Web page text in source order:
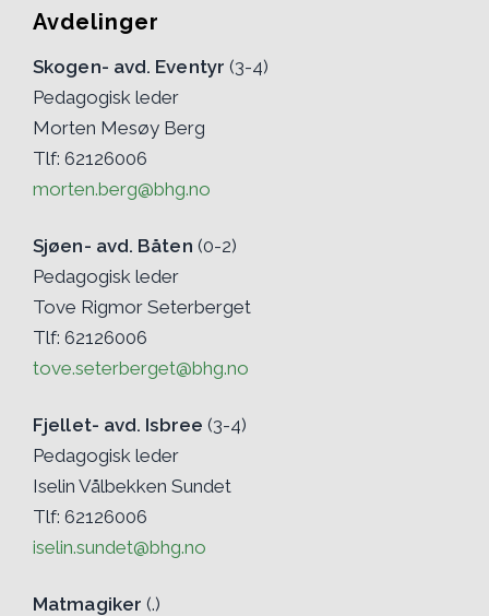
Avdelinger
Skogen- avd. Eventyr (3-4)
Pedagogisk leder
Morten Mesøy Berg
Tlf: 62126006
morten.berg@bhg.no
Sjøen- avd. Båten (0-2)
Pedagogisk leder
Tove Rigmor Seterberget
Tlf: 62126006
tove.seterberget@bhg.no
Fjellet- avd. Isbree (3-4)
Pedagogisk leder
Iselin Vålbekken Sundet
Tlf: 62126006
iselin.sundet@bhg.no
Matmagiker (.)